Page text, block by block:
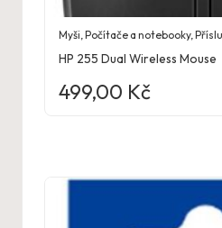
Myši,Počítače a notebooky,
HP 255 Dual Wireless Mouse
499,00 Kč